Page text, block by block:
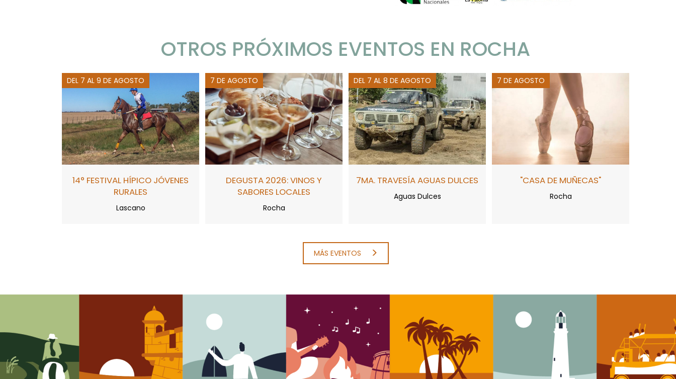
OTROS PRÓXIMOS EVENTOS EN ROCHA
DEL 7 AL 9 DE AGOSTO
14° FESTIVAL HÍPICO JÓVENES
RURALES
Lascano
7 DE AGOSTO
DEGUSTA 2026: VINOS Y
SABORES LOCALES
Rocha
DEL 7 AL 8 DE AGOSTO
7MA. TRAVESÍA AGUAS DULCES
Aguas Dulces
7 DE AGOSTO
"CASA DE MUÑECAS"
Rocha
MÁS EVENTOS